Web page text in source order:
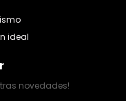
ideal
novedades!